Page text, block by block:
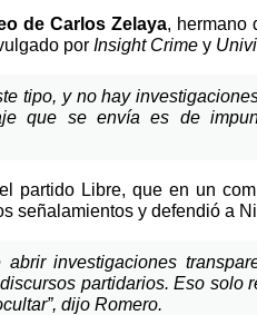
de Carlos Zelaya, hermano
por Insight Crime y
tipo, y no hay
que se envía es de
partido Libre, que en un
señalamientos y defendió a
investigaciones
partidarios. Eso solo
dijo Romero.